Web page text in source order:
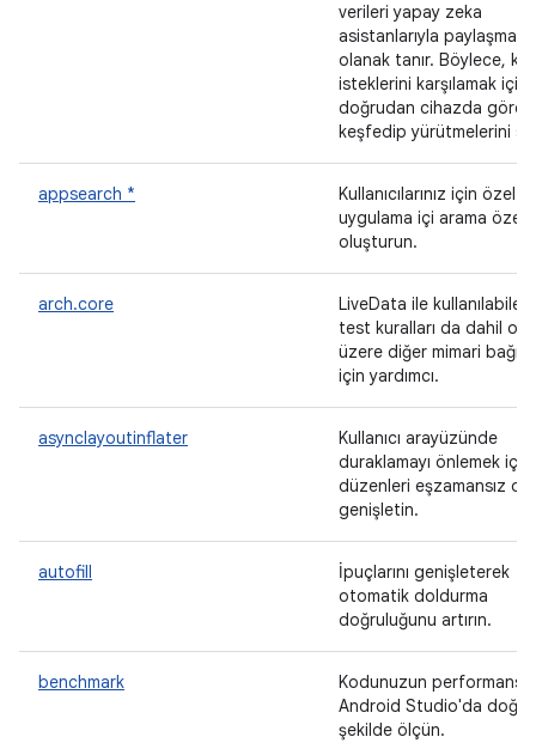
verileri yapay zeka
asistanlarıyla
olanak tanır. Böylece,
isteklerini karşılamak için
doğrudan cihazda
keşfedip yürütmelerini
appsearch *
Kullanıcılarınız için özel
uygulama içi arama
oluşturun.
arch.core
LiveData ile
test kuralları da dahil
üzere diğer mimari
için yardımcı.
asynclayoutinflater
Kullanıcı arayüzünde
duraklamayı önlemek için
düzenleri eşzamansız
genişletin.
autofill
İpuçlarını genişleterek
otomatik doldurma
doğruluğunu artırın.
benchmark
Kodunuzun
Android Studio'da doğru
şekilde ölçün.